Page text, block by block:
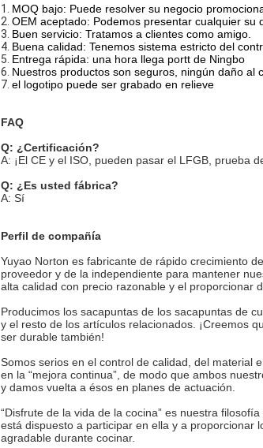
1. MOQ bajo: Puede resolver su negocio
2. OEM aceptado: Podemos presentar cualquier su
3. Buen servicio: Tratamos a clientes como amigo.
4. Buena calidad: Tenemos sistema estricto del
5. Entrega rápida: una hora llega portt de Ningbo
6. Nuestros productos son seguros, ningún daño al
7. el logotipo puede ser grabado en relieve
FAQ
Q: ¿Certificación?
A: ¡El CE y el ISO, pueden pasar el LFGB, prueba
Q: ¿Es usted fábrica?
A: Sí
Perfil de compañía
Yuyao Norton es fabricante de rápido crecimiento
proveedor y de la independiente para mantener
alta calidad con precio razonable y el proporcionar
Producimos los sacapuntas de los sacapuntas de
y el resto de los artículos relacionados. ¡Creemos
ser durable también!
Somos serios en el control de calidad, del material
en la “mejora continua”, de modo que ambos
y damos vuelta a ésos en planes de actuación.
“Disfrute de la vida de la cocina” es nuestra
está dispuesto a participar en ella y a proporcionar
agradable durante cocinar.